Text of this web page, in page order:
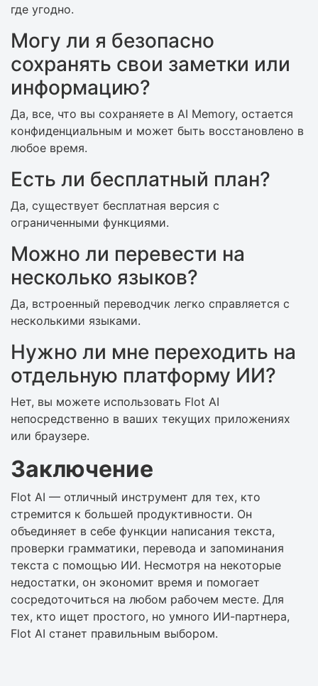
где угодно.
Могу ли я безопасно
сохранять свои заметки или
информацию?
Да, все, что вы сохраняете в AI Memory, остается
конфиденциальным и может быть восстановлено в
любое время.
Есть ли бесплатный план?
Да, существует бесплатная версия с
ограниченными функциями.
Можно ли перевести на
несколько языков?
Да, встроенный переводчик легко справляется с
несколькими языками.
Нужно ли мне переходить на
отдельную платформу ИИ?
Нет, вы можете использовать Flot AI
непосредственно в ваших текущих приложениях
или браузере.
Заключение
Flot AI — отличный инструмент для тех, кто
стремится к большей продуктивности. Он
объединяет в себе функции написания текста,
проверки грамматики, перевода и запоминания
текста с помощью ИИ. Несмотря на некоторые
недостатки, он экономит время и помогает
сосредоточиться на любом рабочем месте. Для
тех, кто ищет простого, но умного ИИ-партнера,
Flot AI станет правильным выбором.